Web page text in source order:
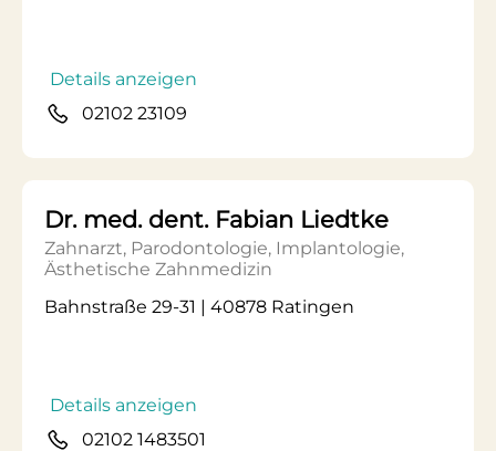
Details anzeigen
02102 23109
Dr. med. dent. Fabian Liedtke
Zahnarzt, Parodontologie, Implantologie,
Ästhetische Zahnmedizin
Bahnstraße 29-31 | 40878 Ratingen
Details anzeigen
02102 1483501